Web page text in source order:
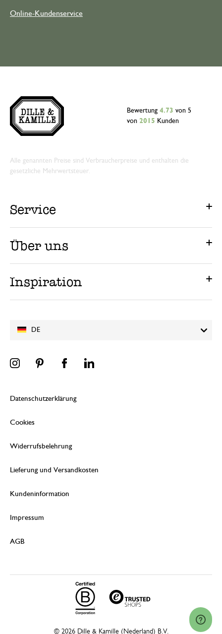
Online-Kundenservice
DE
Bewertung 4.73 von 5
von 2015 Kunden
Alle genannten Preise sind Verbraucherpreise und enthalten die
gesetzliche Mehrwertsteuer.
Service
Über uns
Inspiration
Datenschutzerklärung
Cookies
Widerrufsbelehrung
Lieferung und Versandkosten
Kundeninformation
Impressum
AGB
© 2026 Dille & Kamille (Nederland) B.V.